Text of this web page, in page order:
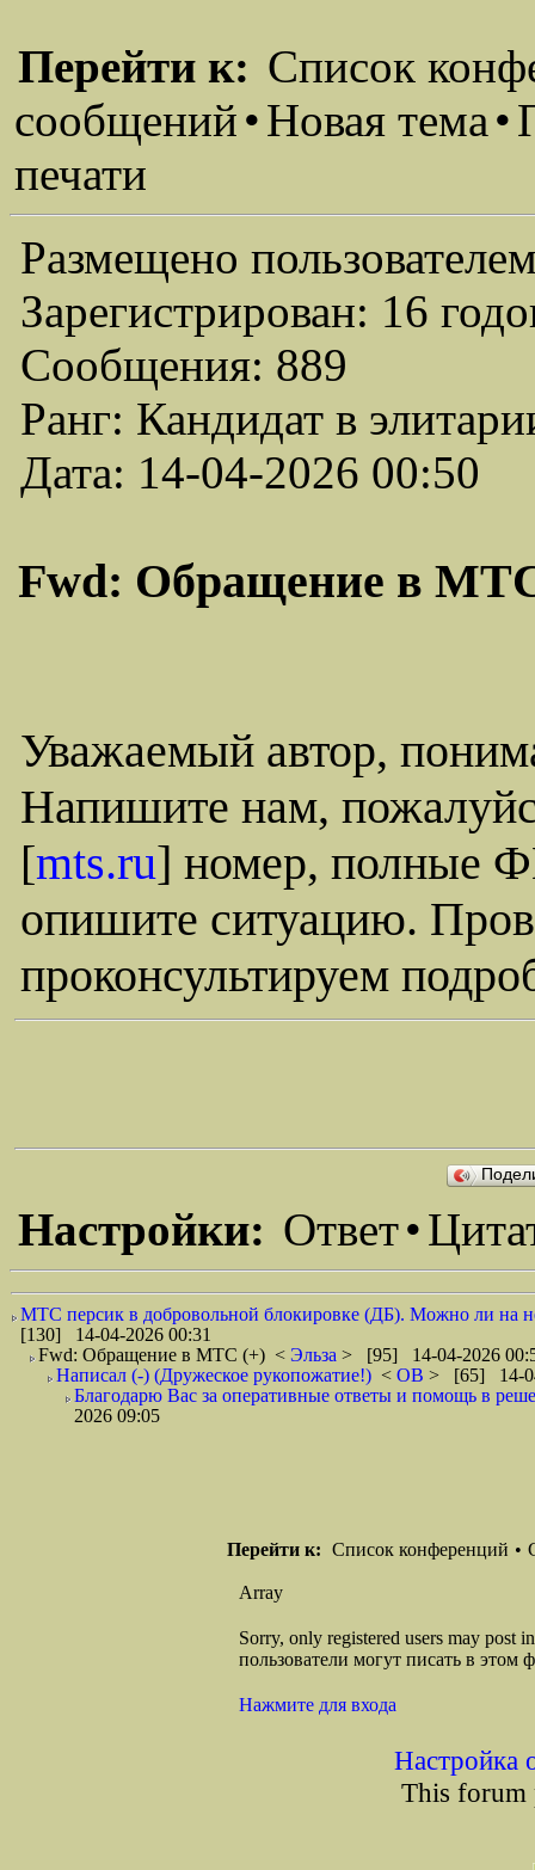
Перейти к: Список
сообщений•Новая тема•
печати
Размещено
Зарегистрирован: 16
Сообщения: 889
Ранг: Кандидат в
Дата: 14-04-2026 00:50
Fwd: Обращение в
Уважаемый автор,
Напишите нам,
[mts.ru] номер, полные
опишите ситуацию.
проконсультируем
Настройки: Ответ•
МТС персик в добровольной блокировке (ДБ). Можно ли на
[130] 14-04-2026 00:31
Fwd: Обращение в МТС (+) < Эльза > [95] 14-04-2026
Написал (-) (Дружеское рукопожатие!) < ОВ > [65] 14-
Благодарю Вас за оперативные ответы и помощь в
2026 09:05
Перейти к: Список конференций •
Array
Sorry, only registered users may post
пользователи могут писать в этом
Нажмите для входа
Настройка
This